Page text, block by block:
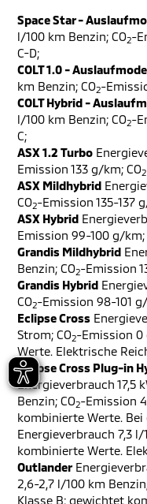
Space Star -
l/100 km Benzin; CO2-
C-D;
COLT 1.0 -
km Benzin; CO2-
COLT Hybrid -
l/100 km Benzin; CO2-
C;
ASX 1.2 Turbo
Emission 133 g/km; CO2
ASX Mildhybrid
CO2-Emission 135-137
ASX Hybrid
Emission 99-100 g/km;
Grandis Mildhybrid
Benzin; CO2-Emission
Grandis Hybrid
CO2-Emission 98-101
Eclipse Cross
Strom; CO2-Emission 0
Werte. Elektrische
Eclipse Cross Plug-in
Energieverbrauch 17,5
Benzin; CO2-Emission
kombinierte Werte.
Energieverbrauch 7,3 l/
kombinierte Werte.
Outlander
2,6-2,7 l/100 km
Klasse B; gewichtet